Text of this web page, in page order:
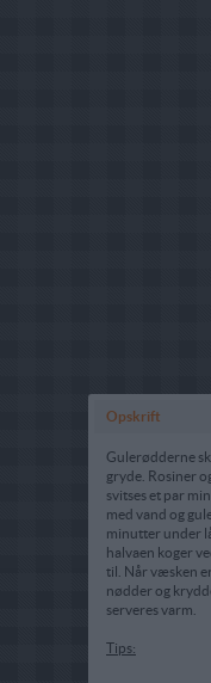
Opskrift
Gulerødderne
gryde. Rosiner
svitses et par
med vand og
minutter under
halvaen koger
til. Når væsken
nødder og
serveres varm.
Tips: